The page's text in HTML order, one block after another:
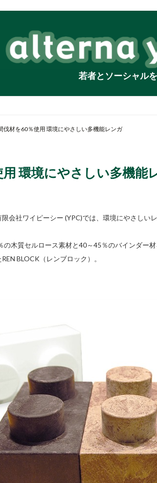
若者とソーシャル
伐材を60％使用 環境にやさしい多機能レンガ
環境にやさしい多機能
会社ワイピーシー (YPC)では、環境にやさしい
の木質セルロース素材と40～45％のバインダー
BLOCK（レンブロック）。